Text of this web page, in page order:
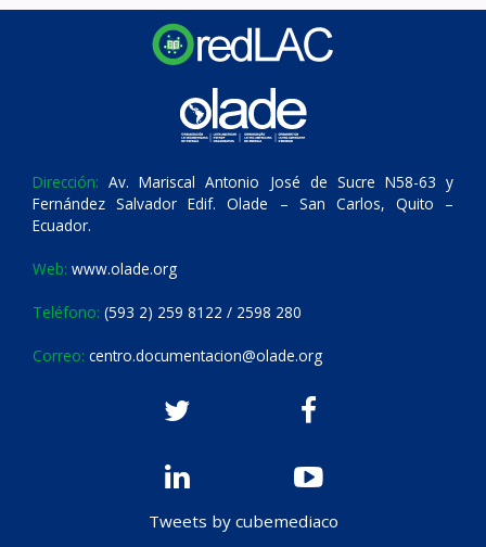
Dirección: Av. Mariscal Antonio José de Sucre N58-63 y
Fernández Salvador Edif. Olade – San Carlos, Quito –
Ecuador.
Web: www.olade.org
Teléfono: (593 2) 259 8122 / 2598 280
Correo: centro.documentacion@olade.org
Tweets by cubemediaco